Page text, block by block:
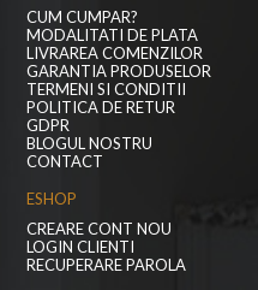
CUM CUMPAR?
MODALITATI DE PLATA
LIVRAREA COMENZILOR
GARANTIA PRODUSELOR
TERMENI SI CONDITII
POLITICA DE RETUR
GDPR
BLOGUL NOSTRU
CONTACT
ESHOP
CREARE CONT NOU
LOGIN CLIENTI
RECUPERARE PAROLA